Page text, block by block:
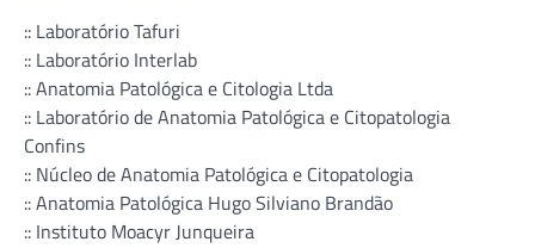
:: Laboratório Tafuri
:: Laboratório Interlab
:: Anatomia Patológica e Citologia Ltda
:: Laboratório de Anatomia Patológica e Citopatologia
Confins
:: Núcleo de Anatomia Patológica e Citopatologia
:: Anatomia Patológica Hugo Silviano Brandão
:: Instituto Moacyr Junqueira